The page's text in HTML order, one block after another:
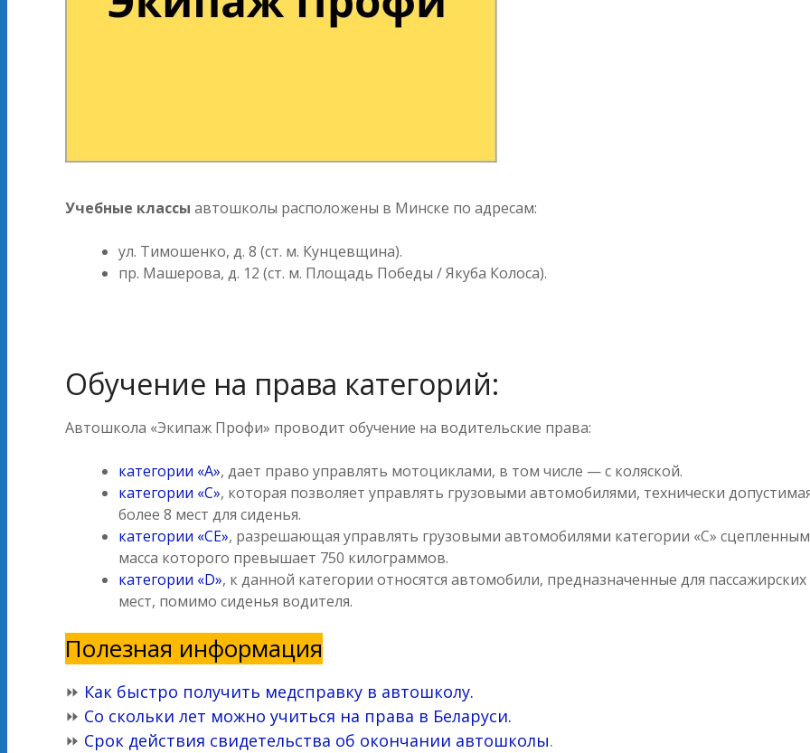
Учебные классы автошколы расположены в Минске по адресам:
ул. Тимошенко, д. 8 (ст. м. Кунцевщина).
пр. Машерова, д. 12 (ст. м. Площадь Победы / Якуба Колоса).
Обучение на права категорий:
Автошкола «Экипаж Профи» проводит обучение на водительские права:
категории «А», дает право управлять мотоциклами, в том числе — с коляской.
категории «С», которая позволяет управлять грузовыми автомобилями, технически
более 8 мест для сиденья.
категории «СЕ», разрешающая управлять грузовыми автомобилями категории «C»
масса которого превышает 750 килограммов.
категории «D», к данной категории относятся автомобили, предназначенные для
мест, помимо сиденья водителя.
Полезная информация
⏩ Как быстро получить медсправку в автошколу.
⏩ Со скольки лет можно учиться на права в Беларуси.
⏩ Срок действия свидетельства об окончании автошколы.